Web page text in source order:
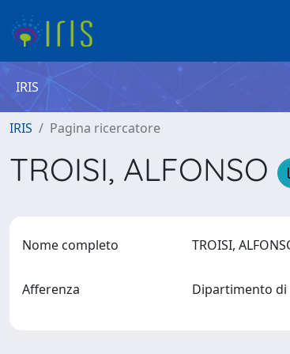
IRIS
IRIS Pagina ricercatore
TROISI, ALFONSO
Nome completo TROISI,
Afferenza Dipartimento di